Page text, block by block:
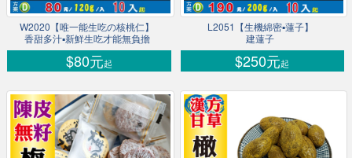
W2020【唯一能生吃の核桃仁】
香甜多汁▪新鮮生吃才能無負擔
$80元起
L2051【生機綿密▪蓮子】
建蓮子
$250元起